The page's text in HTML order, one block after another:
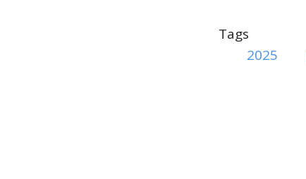
Tags
2025